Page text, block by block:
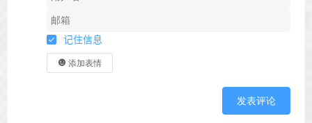
记住信息
添加表情
发表评论